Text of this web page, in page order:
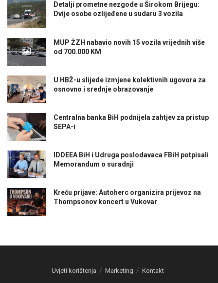
Detalji prometne nezgode u Širokom Brijegu:
Dvije osobe ozlijeđene u sudaru 3 vozila
MUP ŽZH nabavio novih 15 vozila vrijednih više
od 700.000 KM
U HBŽ-u slijede izmjene kolektivnih ugovora za
osnovno i srednje obrazovanje
Centralna banka BiH podnijela zahtjev za pristup
SEPA-i
IDDEEA BiH i Udruga poslodavaca FBiH potpisali
Memorandum o suradnji
Kreću prijave: Autoherc organizira prijevoz na
Thompsonov koncert u Vukovar
Uvjeti korištenja Marketing Kontakt